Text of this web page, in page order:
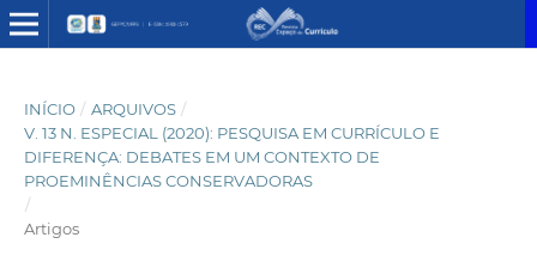
INÍCIO / ARQUIVOS /
V. 13 N. ESPECIAL (2020): PESQUISA EM CURRÍCULO E
DIFERENÇA: DEBATES EM UM CONTEXTO DE
PROEMINÊNCIAS CONSERVADORAS
/
Artigos